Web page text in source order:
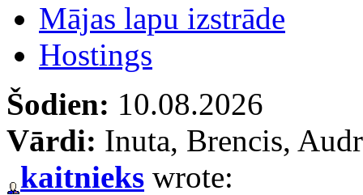
Mājas lapu izstrāde
Hostings
Šodien: 10.08.2026
Vārdi: Inuta, Brencis,
kaitnieks wrote: